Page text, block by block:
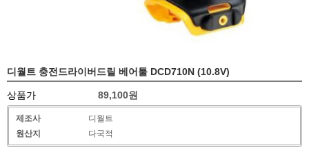
디월트 충전드라이버드릴 베어툴 DCD710N (10.8V)
상품가 89,100원
제조사
디월트
원산지
다국적